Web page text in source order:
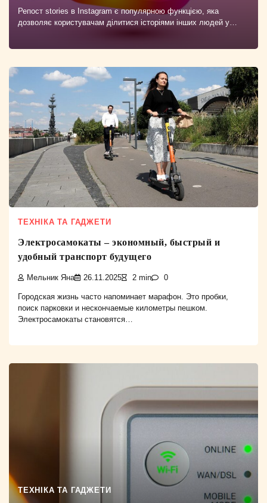
Репост stories в Instagram є популярною функцією, яка
дозволяє користувачам ділитися історіями інших людей у…
ТЕХНІКА ТА ГАДЖЕТИ
Электросамокаты – экономный, быстрый и
удобный транспорт будущего
Мельник Яна 26.11.2025 2 min 0
Городская жизнь часто напоминает марафон. Это пробки,
поиск парковки и нескончаемые километры пешком.
Электросамокаты становятся…
ТЕХНІКА ТА ГАДЖЕТИ